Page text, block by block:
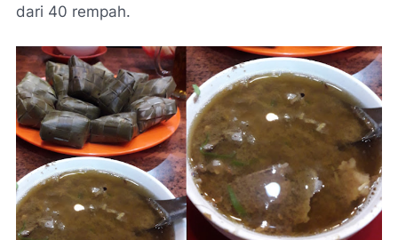
dari 40 rempah.